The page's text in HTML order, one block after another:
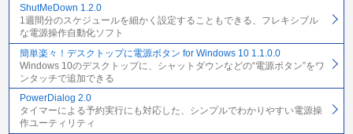
ShutMeDown 1.2.0
1週間分のスケジュールを細かく設定することもできる、フレキシブル
な電源操作自動化ソフト
簡単楽々！デスクトップに電源ボタン for Windows 10 1.1.0.0
Windows 10のデスクトップに、シャットダウンなどの“電源ボタン”をワ
ンタッチで追加できる
PowerDialog 2.0
タイマーによる予約実行にも対応した、シンプルでわかりやすい電源操
作ユーティリティ